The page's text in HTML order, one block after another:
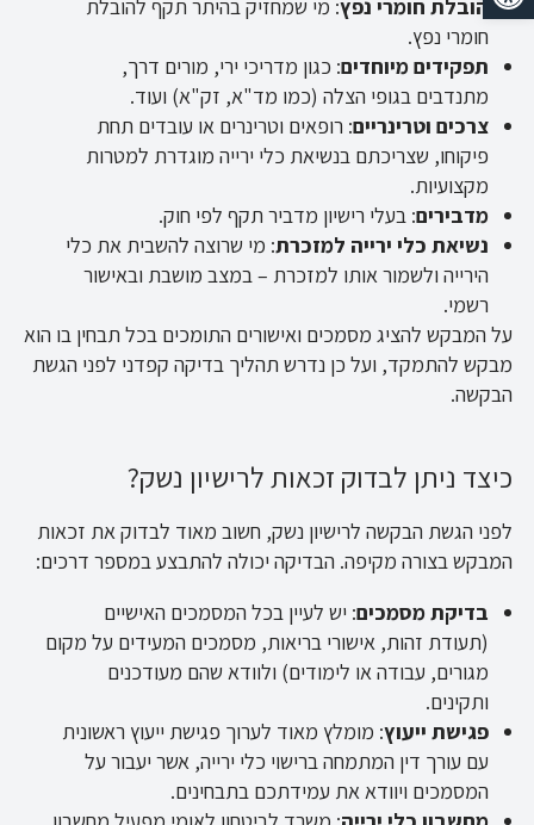
הובלת חומרי נפץ: מי שמחזיק בהיתר תקף להובלת
חומרי נפץ.
תפקידים מיוחדים: כגון מדריכי ירי, מורים דרך,
מתנדבים בגופי הצלה (כמו מד"א, זק"א) ועוד.
צרכים וטרינריים: רופאים וטרינרים או עובדים תחת
פיקוחו, שצריכתם בנשיאת כלי ירייה מוגדרת למטרות
מקצועיות.
מדבירים: בעלי רישיון מדביר תקף לפי חוק.
נשיאת כלי ירייה למזכרת: מי שרוצה להשבית את כלי
הירייה ולשמור אותו למזכרת – במצב מושבת ובאישור
רשמי.
על המבקש להציג מסמכים ואישורים התומכים בכל תבחין בו הוא
מבקש להתמקד, ועל כן נדרש תהליך בדיקה קפדני לפני הגשת
הבקשה.
כיצד ניתן לבדוק זכאות לרישיון נשק?
לפני הגשת הבקשה לרישיון נשק, חשוב מאוד לבדוק את זכאות
המבקש בצורה מקיפה. הבדיקה יכולה להתבצע במספר דרכים:
בדיקת מסמכים: יש לעיין בכל המסמכים האישיים
(תעודת זהות, אישורי בריאות, מסמכים המעידים על מקום
מגורים, עבודה או לימודים) ולוודא שהם מעודכנים
ותקינים.
פגישת ייעוץ: מומלץ מאוד לערוך פגישת ייעוץ ראשונית
עם עורך דין המתמחה ברישוי כלי ירייה, אשר יעבור על
המסמכים ויוודא את עמידתכם בתבחינים.